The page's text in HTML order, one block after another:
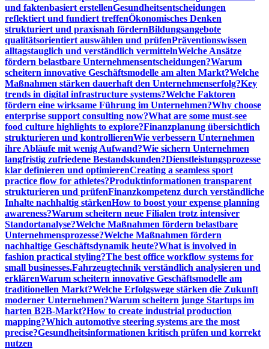
und faktenbasiert erstellenGesundheitsentscheidungen
reflektiert und fundiert treffenÖkonomisches Denken
strukturiert und praxisnah fördernBildungsangebote
qualitätsorientiert auswählen und prüfenPräventionswissen
alltagstauglich und verständlich vermittelnWelche Ansätze
fördern belastbare Unternehmensentscheidungen?Warum
scheitern innovative Geschäftsmodelle am alten Markt?Welche
Maßnahmen stärken dauerhaft den Unternehmenserfolg?Key
trends in digital infrastructure systems?Welche Faktoren
fördern eine wirksame Führung im Unternehmen?Why choose
enterprise support consulting now?What are some must-see
food culture highlights to explore?Finanzplanung übersichtlich
strukturieren und kontrollierenWie verbessern Unternehmen
ihre Abläufe mit wenig Aufwand?Wie sichern Unternehmen
langfristig zufriedene Bestandskunden?Dienstleistungsprozesse
klar definieren und optimierenCreating a seamless sport
practice flow for athletes?Produktinformationen transparent
strukturieren und prüfenFinanzkompetenz durch verständliche
Inhalte nachhaltig stärkenHow to boost your expense planning
awareness?Warum scheitern neue Filialen trotz intensiver
Standortanalyse?Welche Maßnahmen fördern belastbare
Unternehmensprozesse?Welche Maßnahmen fördern
nachhaltige Geschäftsdynamik heute?What is involved in
fashion practical styling?The best office workflow systems for
small businesses.Fahrzeugtechnik verständlich analysieren und
erklärenWarum scheitern innovative Geschäftsmodelle am
traditionellen Markt?Welche Erfolgswege stärken die Zukunft
moderner Unternehmen?Warum scheitern junge Startups im
harten B2B-Markt?How to create industrial production
mapping?Which automotive steering systems are the most
precise?Gesundheitsinformationen kritisch prüfen und korrekt
nutzen